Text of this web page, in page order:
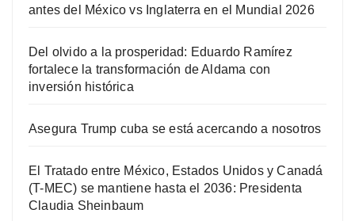
antes del México vs Inglaterra en el Mundial 2026
Del olvido a la prosperidad: Eduardo Ramírez
fortalece la transformación de Aldama con
inversión histórica
Asegura Trump cuba se está acercando a nosotros
El Tratado entre México, Estados Unidos y Canadá
(T-MEC) se mantiene hasta el 2036: Presidenta
Claudia Sheinbaum